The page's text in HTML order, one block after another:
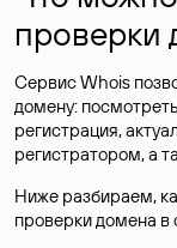
проверки
Сервис Whois
домену:
регистрация,
регистратором, а
Ниже разбираем,
проверки домена в